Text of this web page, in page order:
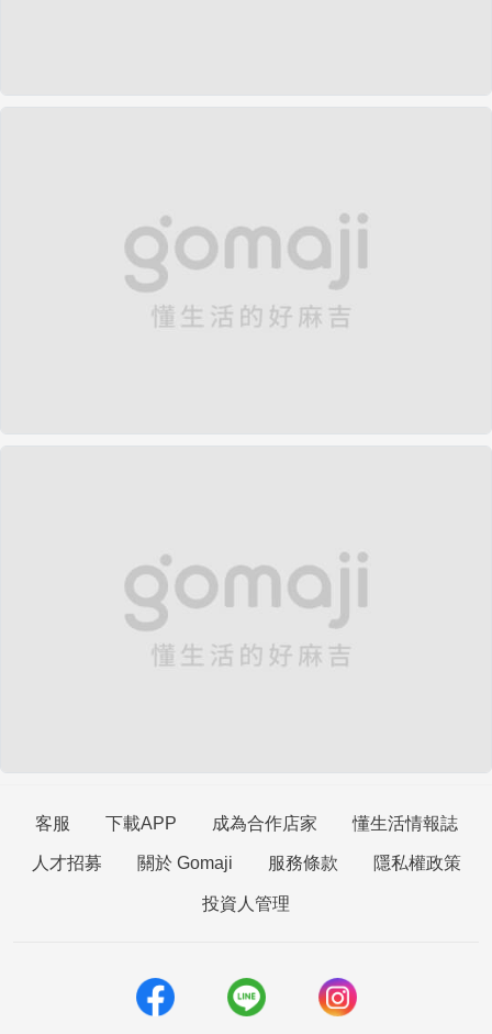
客服 下載APP 成為合作店家 懂生活情報誌
人才招募 關於 Gomaji 服務條款 隱私權政策
投資人管理